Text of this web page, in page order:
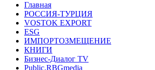
Главная
РОССИЯ-ТУРЦИЯ
VOSTOK EXPORT
ESG
ИМПОРТОЗМЕЩЕНИЕ
КНИГИ
Бизнес-Диалог TV
Public.RBGmedia